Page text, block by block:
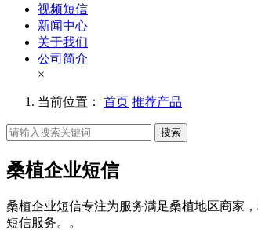
视频短信
新闻中心
关于我们
公司简介
×
当前位置： 首页 推荐产品
搜索
桑植企业短信
桑植企业短信专注为服务满足桑植地区商家
短信服务。。